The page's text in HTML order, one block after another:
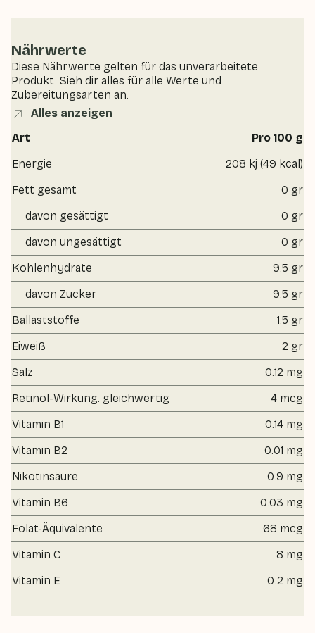
Nährwerte
Diese Nährwerte gelten für das unverarbeitete
Produkt. Sieh dir alles für alle Werte und
Zubereitungsarten an.
Alles anzeigen
Art
Pro 100 g
Energie
208 kj (49 kcal)
Fett gesamt
0 gr
davon gesättigt
0 gr
davon ungesättigt
0 gr
Kohlenhydrate
9.5 gr
davon Zucker
9.5 gr
Ballaststoffe
1.5 gr
Eiweiß
2 gr
Salz
0.12 mg
Retinol-Wirkung. gleichwertig
4 mcg
Vitamin B1
0.14 mg
Vitamin B2
0.01 mg
Nikotinsäure
0.9 mg
Vitamin B6
0.03 mg
Folat-Äquivalente
68 mcg
Vitamin C
8 mg
Vitamin E
0.2 mg